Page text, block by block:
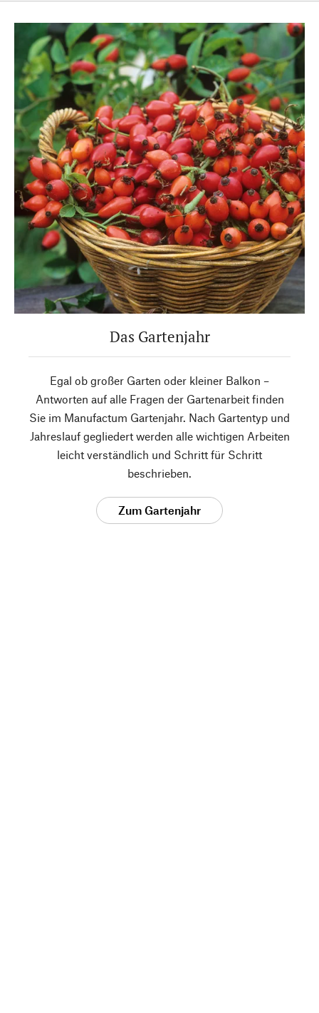
Das Gartenjahr
Egal ob großer Garten oder kleiner Balkon –
Antworten auf alle Fragen der Gartenarbeit finden
Sie im Manufactum Gartenjahr. Nach Gartentyp und
Jahreslauf gegliedert werden alle wichtigen Arbeiten
leicht verständlich und Schritt für Schritt
beschrieben.
Zum Gartenjahr